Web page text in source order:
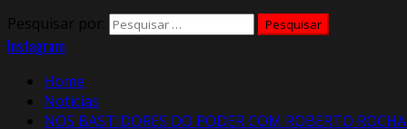
Pesquisar por:
Instagram
Home
Notícias
NOS BASTIDORES DO PODER COM ROBERTO